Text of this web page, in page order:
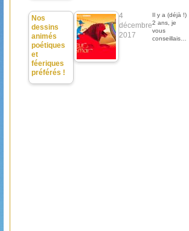
Nos
dessins
animés
poétiques
et
féeriques
préférés !
4
décembre
2017
Il y a (déjà !)
2 ans, je
vous
conseillais…